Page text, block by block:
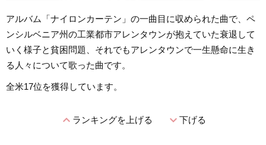
アルバム「ナイロンカーテン」の一曲目に収められた曲で、ペ
ンシルベニア州の工業都市アレンタウンが抱えていた衰退して
いく様子と貧困問題、それでもアレンタウンで一生懸命に生き
る人々について歌った曲です。
全米17位を獲得しています。
expand_lessランキングを上げる expand_more下げる